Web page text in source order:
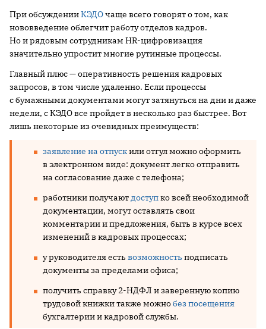
При обсужденииКЭДОчаще всего говорят о том, как
нововведение облегчит работу отделов кадров.
Но и рядовым сотрудникам HR-цифровизация
значительно упростит многие рутинные процессы.
Главный плюс — оперативность решения кадровых
запросов, в том числе удаленно. Если процессы
с бумажными документами могут затянуться на дни и даже
недели, с КЭДО все пройдет в несколько раз быстрее. Вот
лишь некоторые из очевидных преимуществ:
заявление на отпускили отгул можно оформить
в электронном виде: документ легко отправить
на согласование даже с телефона;
работники получаютдоступко всей необходимой
документации, могут оставлять свои
комментарии и предложения, быть в курсе всех
изменений в кадровых процессах;
у руководителя есть возможность подписать
документы за пределами офиса;
получить справку 2-НДФЛ и заверенную копию
трудовой книжки также можнобез посещения
бухгалтерии и кадровой службы.